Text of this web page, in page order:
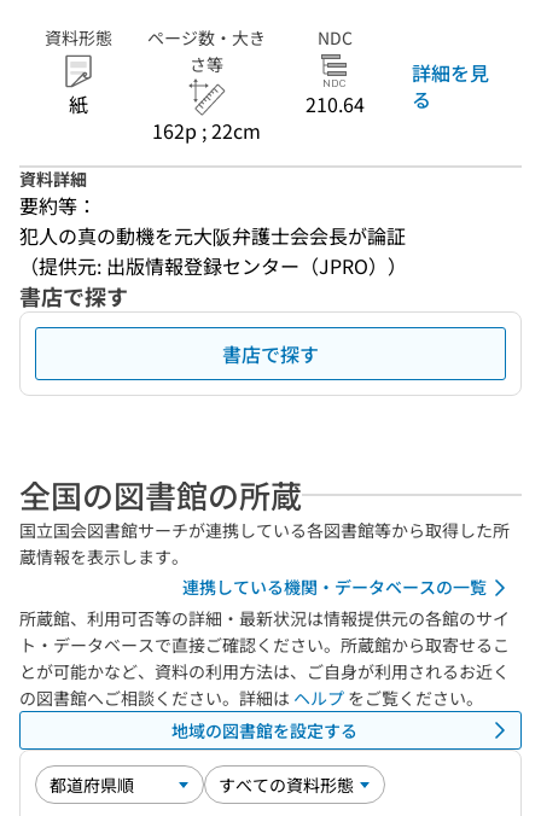
資料形態
紙
ページ数・大き
さ等
162p ; 22cm
NDC
210.64
詳細を見
る
資料詳細
要約等：
犯人の真の動機を元大阪弁護士会会長が論証
（提供元: 出版情報登録センター（JPRO））
書店で探す
書店で探す
全国の図書館の所蔵
国立国会図書館サーチが連携している各図書館等から取得した所
蔵情報を表示します。
連携している機関・データベースの一覧
所蔵館、利用可否等の詳細・最新状況は情報提供元の各館のサイ
ト・データベースで直接ご確認ください。所蔵館から取寄せるこ
とが可能かなど、資料の利用方法は、ご自身が利用されるお近く
の図書館へご相談ください。詳細は ヘルプ をご覧ください。
地域の図書館を設定する